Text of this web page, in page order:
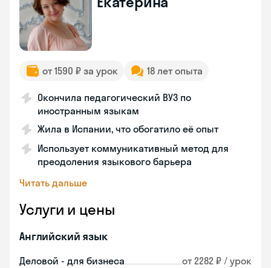
от 1590 ₽ за урок 18 лет опыта
Окончила педагогический ВУЗ по
иностранным языкам
Жила в Испании, что обогатило её опыт
Использует коммуникативный метод для
преодоления языкового барьера
Читать дальше
Услуги и цены
Английский язык
Деловой - для бизнеса от 2282 ₽ / урок